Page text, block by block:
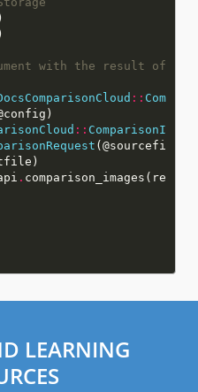
with the result of
:: Com
:: ComparisonI
(@sourcefi
. comparison_images(re
LEARNING